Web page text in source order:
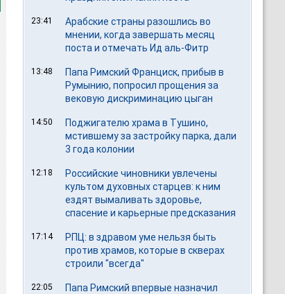
23:41
Арабские страны разошлись во
мнении, когда завершать месяц
поста и отмечать Ид аль-Фитр
13:48
Папа Римский Франциск, прибыв в
Румынию, попросил прощения за
вековую дискриминацию цыган
14:50
Поджигателю храма в Тушино,
мстившему за застройку парка, дали
3 года колонии
12:18
Российские чиновники увлечены
культом духовных старцев: к ним
ездят вымаливать здоровье,
спасение и карьерные предсказания
17:14
РПЦ: в здравом уме нельзя быть
против храмов, которые в скверах
строили "всегда"
22:05
Папа Римский впервые назначил